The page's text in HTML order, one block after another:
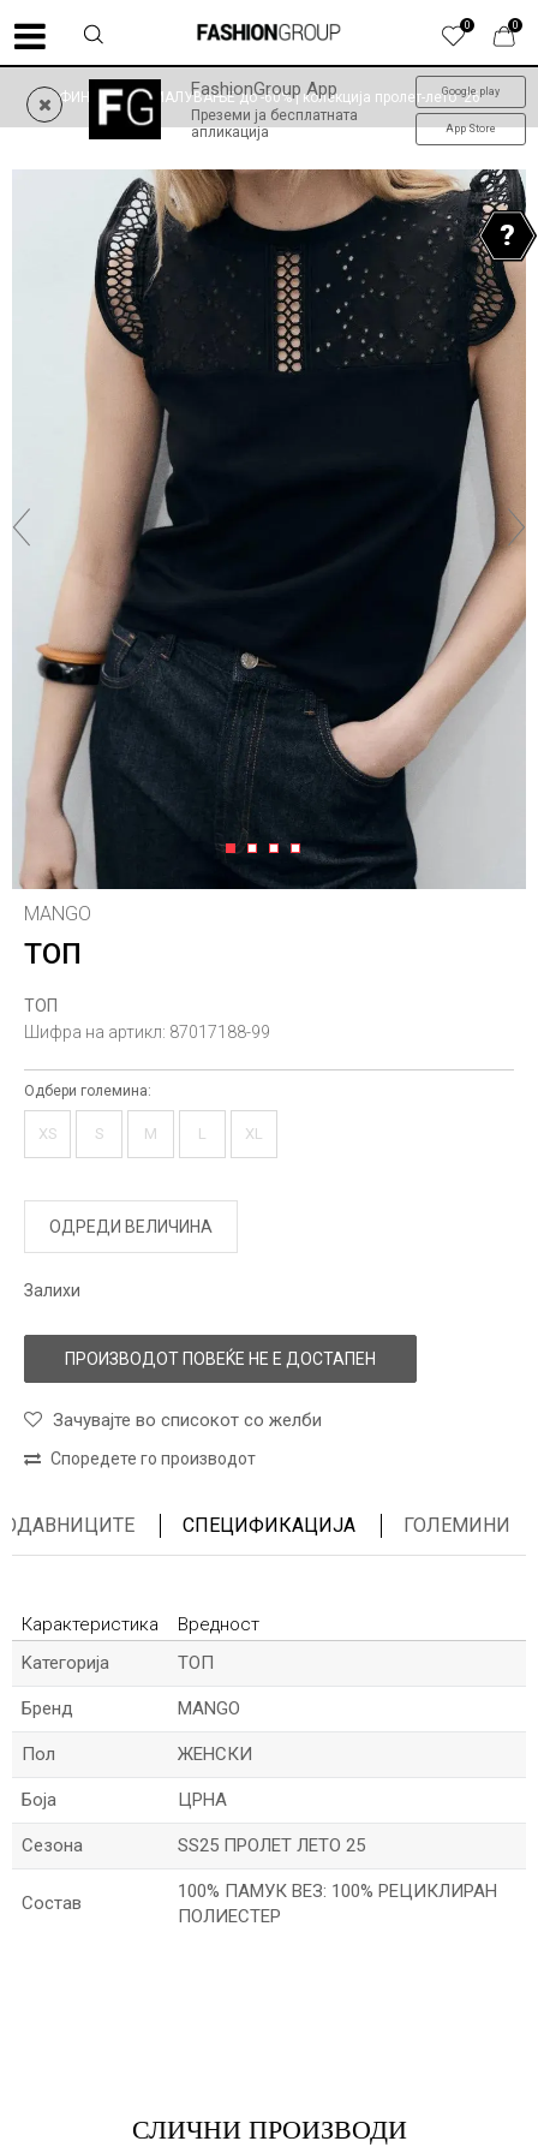
0
0
FashionGroup App
Преземи ја бесплатната
апликација
Google play
App Store
ФИНАЛНО НАМАЛУВАЊЕ до -60% | колекција пролет-лето '26
1 2 3 4
MANGO
ТОП
ТОП
Шифра на артикл: 87017188-99
Одбери големина:
XS S M L XL
ОДРЕДИ ВЕЛИЧИНА
Залихи
ПРОИЗВОДОТ ПОВЕЌЕ НЕ Е ДОСТАПЕН
Зачувајте во списокот со желби
Споредете го производот
СПЕЦИФИКАЦИЈА ГОЛЕМИНИ
Карактеристика
Вредност
Kатегорија
ТОП
Бренд MANGO
Пол ЖЕНСКИ
Боја ЦРНА
Сезона SS25 ПРОЛЕТ ЛЕТО 25
Состав
100% ПАМУК ВЕЗ: 100% РЕЦИКЛИРАН
ПОЛИЕСТЕР
СЛИЧНИ ПРОИЗВОДИ